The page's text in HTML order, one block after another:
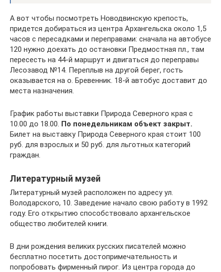
А вот чтобы посмотреть Новодвинскую крепость,
придется добираться из центра Архангельска около 1,5
часов с пересадками и переправами: сначала на автобусе
120 нужно доехать до остановки Предмостная пл., там
пересесть на 44-й маршрут и двигаться до переправы
Лесозавод №14. Переплыв на другой берег, гость
оказывается на о. Бревенник. 18-й автобус доставит до
места назначения.
График работы выставки Природа Северного края с
10.00 до 18.00. По понедельникам объект закрыт.
Билет на выставку Природа Северного края стоит 100
руб. для взрослых и 50 руб. для льготных категорий
граждан.
Литературный музей
Литературный музей расположен по адресу ул.
Володарского, 10. Заведение начало свою работу в 1992
году. Его открытию способствовало архангельское
общество любителей книги.
В дни рождения великих русских писателей можно
бесплатно посетить достопримечательность и
попробовать фирменный пирог. Из центра города до